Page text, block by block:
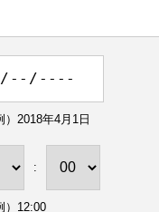
）2018年4月1日
:
）12:00